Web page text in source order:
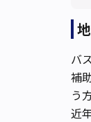
バ
補
う
近